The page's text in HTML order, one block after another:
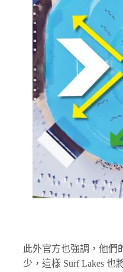
此外官方也強調，他們
少，這樣 Surf Lakes 也